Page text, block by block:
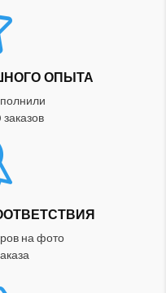
ОПЫТА
на фото